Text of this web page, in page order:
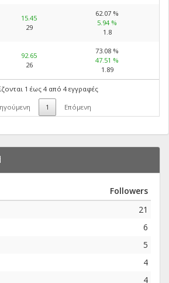
15.45
29
62.07 %
5.94 %
1.8
92.65
26
73.08 %
47.51 %
1.89
1 έως 4 από 4 εγγραφές
1 Επόμενη
Followers
21
6
5
4
4